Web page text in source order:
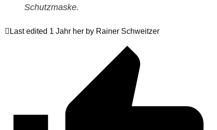
Schutzmaske.
Last edited 1 Jahr her by Rainer Schweitzer